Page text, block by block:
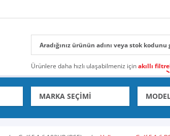
Ürünlere daha hızlı ulaşabilmeniz içinakıllı